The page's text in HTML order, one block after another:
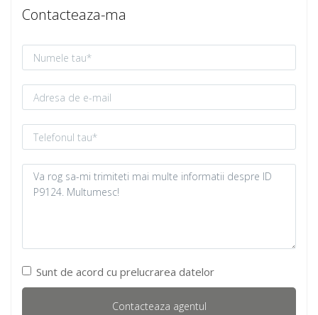
Contacteaza-ma
Sunt de acord cu prelucrarea datelor